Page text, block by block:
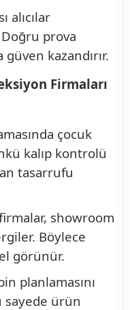
alıcılar
prova
kazandırır.
Firmaları
çocuk
kalıp kontrolü
tasarrufu
showroom
Böylece
görünür.
planlamasını
sayede ürün